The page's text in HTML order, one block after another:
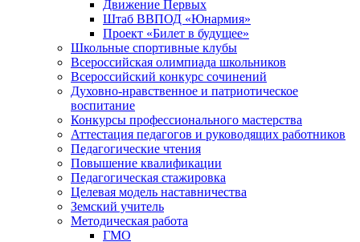
Движение Первых
Штаб ВВПОД «Юнармия»
Проект «Билет в будущее»
Школьные спортивные клубы
Всероссийская олимпиада школьников
Всероссийский конкурс сочинений
Духовно-нравственное и патриотическое
воспитание
Конкурсы профессионального мастерства
Аттестация педагогов и руководящих работников
Педагогические чтения
Повышение квалификации
Педагогическая стажировка
Целевая модель наставничества
Земский учитель
Методическая работа
ГМО